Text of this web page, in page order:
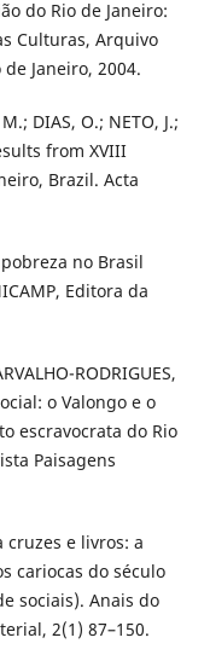
do Rio de Janeiro:
Culturas, Arquivo
Janeiro, 2004.
M.; DIAS, O.; NETO, J.;
from XVIII
Brazil. Acta
no Brasil
Editora da
RODRIGUES,
o Valongo e o
escravocrata do Rio
Paisagens
cruzes e livros: a
cariocas do século
sociais). Anais do
2(1) 87–150.